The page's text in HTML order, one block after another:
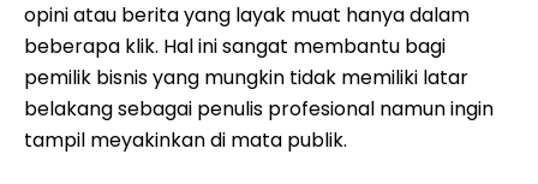
opini atau berita yang layak muat hanya dalam
beberapa klik. Hal ini sangat membantu bagi
pemilik bisnis yang mungkin tidak memiliki latar
belakang sebagai penulis profesional namun ingin
tampil meyakinkan di mata publik.